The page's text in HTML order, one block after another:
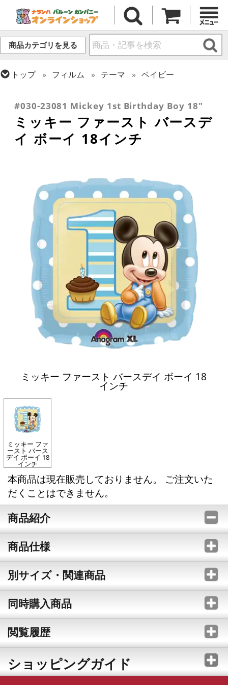
商品カテゴリを見る
トップ フィルム テーマ
ベイビー
#030-23081 Mickey 1st Birthday Boy 18"
ミッキー ファースト バースデ
イ ボーイ 18インチ
ミッキー ファースト バースデイ ボーイ 18
インチ
ミッキー ファ
ースト バース
デイ ボーイ 18
インチ
本商品は現在販売しておりません。 ご注文いた
だくことはできません。
商品紹介
商品仕様
別サイズ・関連商品
同時購入商品
閲覧履歴
ショッピングガイド